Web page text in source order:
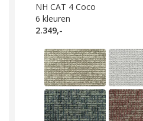
NH CAT 4 Coco
6 kleuren
2.349,-